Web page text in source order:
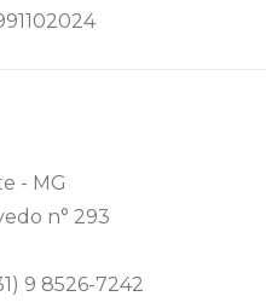
- MG
n° 293
9 8526-7242